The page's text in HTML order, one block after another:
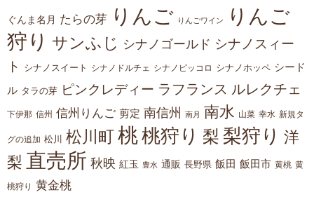
ぐんま名月 たらの芽 りんご りんごワイン
りんご
狩り サンふじ シナノゴールド シナノスィー
ト
シナノスイート シナノドルチェ シナノピッコロ シナノホッペ シード
ル タラの芽 ピンクレディー ラフランス ルレクチェ
下伊那 信州 信州りんご 剪定 南信州 南月 南水 山菜 幸水 新規タ
グの追加 松川 松川町 桃桃狩り 梨 梨狩り 洋
梨 直売所 秋映 紅玉 豊水 通販 長野県 飯田 飯田市 黄桃 黄
桃狩り 黄金桃